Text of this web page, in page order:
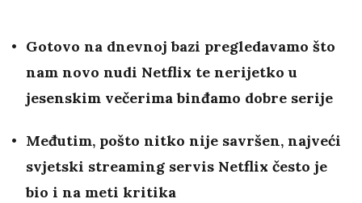
Gotovo na dnevnoj bazi pregledavamo što
nam novo nudi Netflix te nerijetko u
jesenskim večerima binđamo dobre serije
Međutim, pošto nitko nije savršen, najveći
svjetski streaming servis Netflix često je
bio i na meti kritika